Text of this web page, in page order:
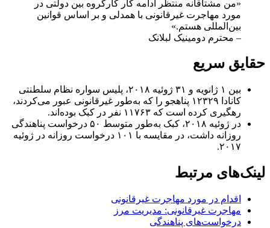
«من مشتاقانه منتظر ادامه کار کارگروه بین دولتی در
مورد مهاجرت غیرقانونی با همدلی و بر اساس قوانین
بین‌المللی هستم.»
– محترم دومینیک لبلانک
حقایق سریع
بین ۱ ژانویه و ۳۱ ژوئیه ۲۰۱۸، پلیس سواره نظام سلطنتی
کانادا ۱۲۳۲۹ پناهجو را که به‌طور غیرقانونی عبور می‌کردند،
رهگیری کرده است که ۱۱۷۶۳ نفر در کبک بوده‌اند.
در ژوئیه ۲۰۱۸، کبک به‌طور متوسط ۵۰ درخواست پناهندگی
روزانه داشت، در مقایسه با ۱۰۱ درخواست روزانه در ژوئیه
۲۰۱۷.
لینک‌های مرتبط
اقدام در مورد مهاجرت غیرقانونی
مهاجرت غیرقانونی: مدیریت مرز
درخواست‌های پناهندگی